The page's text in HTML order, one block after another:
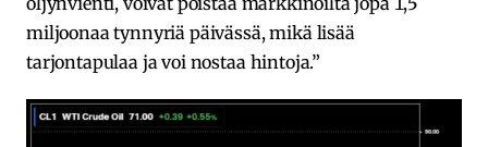
miljoonaa tynnyriä päivässä, mikä lisää
tarjontapulaa ja voi nostaa hintoja.”